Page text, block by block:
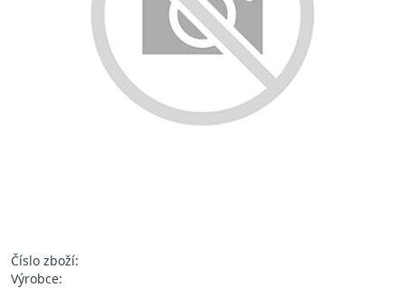
Číslo zboží:
Výrobce: